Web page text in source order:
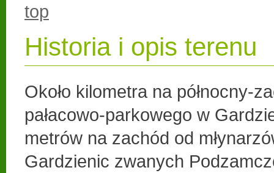
top
Historia i opis terenu
Około kilometra na północny-
pałacowo-parkowego w
metrów na zachód od
Gardzienic zwanych